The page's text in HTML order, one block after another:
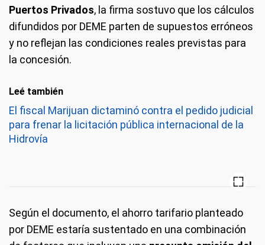
Puertos Privados, la firma sostuvo que los cálculos
difundidos por DEME parten de supuestos erróneos
y no reflejan las condiciones reales previstas para
la concesión.
Leé también
El fiscal Marijuan dictaminó contra el pedido judicial
para frenar la licitación pública internacional de la
Hidrovía
Según el documento, el ahorro tarifario planteado
por DEME estaría sustentado en una combinación